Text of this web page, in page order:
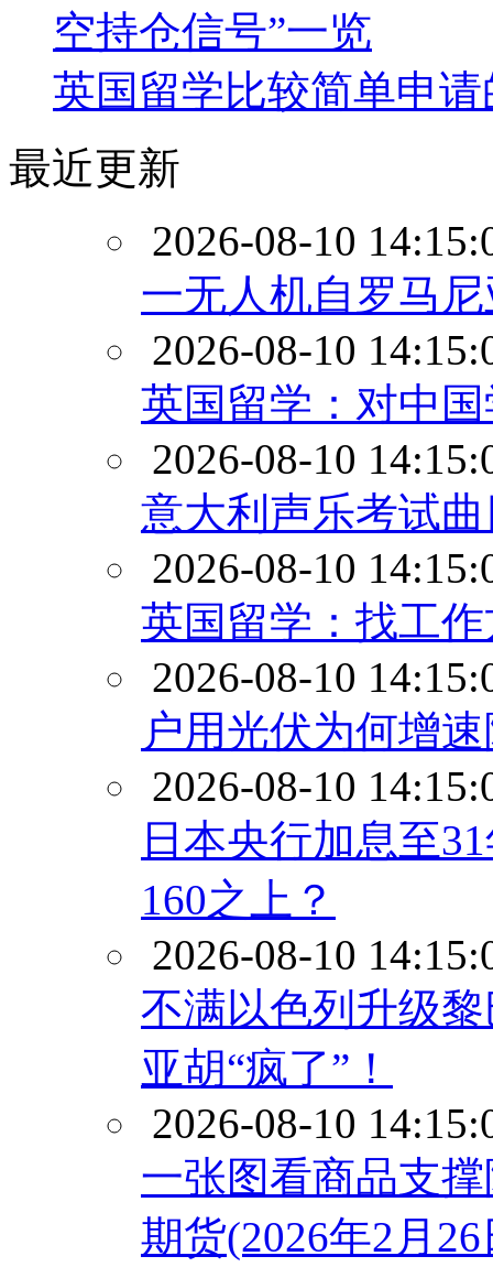
空持仓信号”一览
英国留学比较简单申
最近更新
2026-08-10
一无人机自罗马
2026-08-10
英国留学：对中
2026-08-10
意大利声乐考试
2026-08-10
英国留学：找工
2026-08-10
户用光伏为何增
2026-08-10
日本央行加息至
160之上？
2026-08-10
不满以色列升级
亚胡“疯了”！
2026-08-10
一张图看商品支
期货(2026年2月26